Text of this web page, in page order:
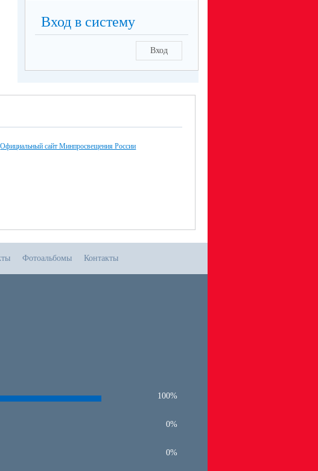
Вход в систему
Вход
Официальный сайт Минпросвещения России
Фотоальбомы Контакты
100%
0%
0%